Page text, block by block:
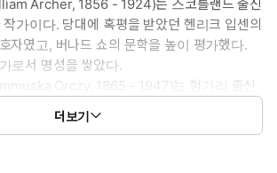
실비아 공작부인이라는 아름다운 여성이 등장
의 부인인지 정확하게 알려지지도 않은 여성
간 안에 외교관들과 고위층 인사들과 친분을
란한 시기를 평정한 나폴레옹은 황제 직위에 오
사업으로 유럽 국가들에 대한 군사 작전을 시
Archer, 1856 - 1924)는 스코틀랜드 출신
가이다. 당대에 혹평을 받았던 헨리크 입센의
자였고, 버나드 쇼의 문학을 높이 평가했다.
로서 명성을 쌓았다.
Orczy, 1865 - 1947)는 헝가리 출신
그녀는 "스칼렛 핌퍼넬"이라는 소설 시리즈로
에 화가로서 활약한 그녀의 그림은 현재 런던
더보기